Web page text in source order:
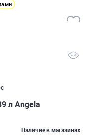
л Angela
Наличие в магазинах